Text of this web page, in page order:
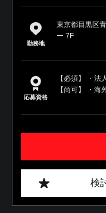
勤務地
東京都目黒区
ー 7F
応募資格
【必須】 ・
【尚可】 ・海
検